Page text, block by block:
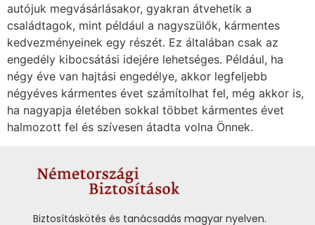
autójuk megvásárlásakor, gyakran átvehetik a
családtagok, mint például a nagyszülők, kármentes
kedvezményeinek egy részét. Ez általában csak az
engedély kibocsátási idejére lehetséges. Például, ha
négy éve van hajtási engedélye, akkor legfeljebb
négyéves kármentes évet számítolhat fel, még akkor is,
ha nagyapja életében sokkal többet kármentes évet
halmozott fel és szívesen átadta volna Önnek.
Biztosításkötés és tanácsadás magyar nyelven.